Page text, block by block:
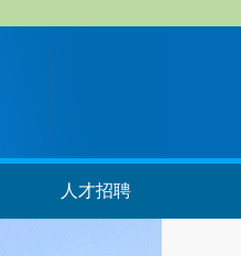
人才招聘